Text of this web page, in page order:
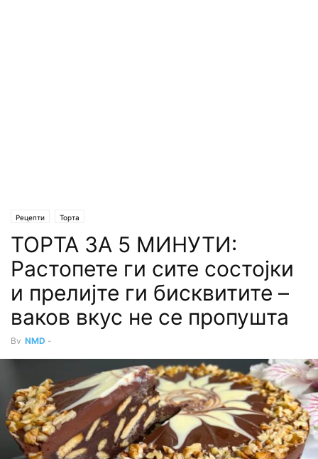
Рецепти Торта
ТОРТА ЗА 5 МИНУТИ:
Растопете ги сите состојки
и прелијте ги бисквитите –
ваков вкус не се пропушта
By NMD -